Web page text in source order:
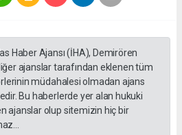
Haber Ajansı (İHA), Demirören
ajanslar tarafından eklenen tüm
müdahalesi olmadan ajans
Bu haberlerde yer alan hukuki
ajanslar olup sitemizin hiç bir